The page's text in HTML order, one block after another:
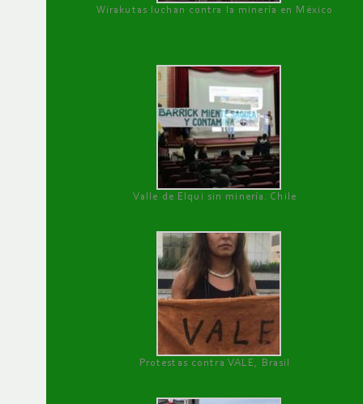
Wirakutas luchan contra la minería en México
Valle de Elqui sin minería. Chile
Protestas contra VALE, Brasil